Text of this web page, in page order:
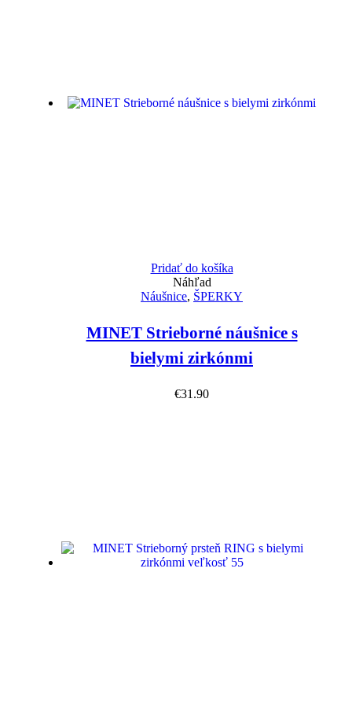
Pridať do košíka
Náhľad
Náušnice, ŠPERKY
MINET Strieborné náušnice s
bielymi zirkónmi
€31.90